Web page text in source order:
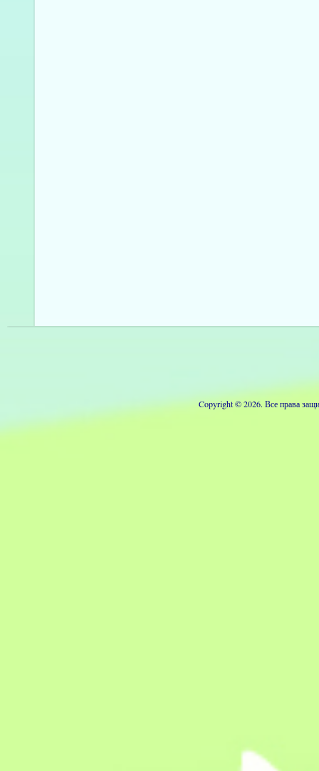
Copyright © 2026. Все права